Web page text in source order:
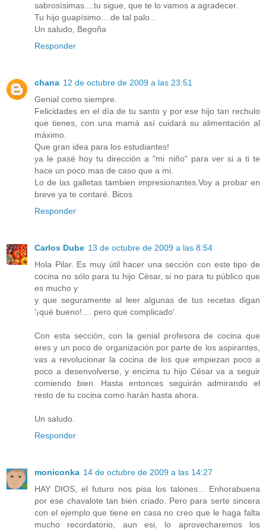
sabrosísimas....tu sigue, que te lo vamos a agradecer.
Tu hijo guapísimo....de tal palo...
Un saludo, Begoña
Responder
chana 12 de octubre de 2009 a las 23:51
Genial como siempre.
Felicidades en el día de tu santo y por ese hijo tan rechulo
que tienes, con una mamá así cuidará su alimentación al
máximo.
Que gran idea para los estudiantes!
ya le pasé hoy tu dirección a "mi niño" para ver si a ti te
hace un poco mas de caso que a mi.
Lo de las galletas tambien impresionantes.Voy a probar en
breve ya te contaré. Bicos
Responder
Carlos Dube 13 de octubre de 2009 a las 8:54
Hola Pilar. Es muy útil hacer una sección con este tipo de
cocina no sólo para tu hijo César, si no para tu público que
es mucho y
y que seguramente al leer algunas de tus recetas digan
'¡qué bueno!.... pero que complicado'.
Con esta sección, con la genial profesora de cocina que
eres y un poco de organización por parte de los aspirantes,
vas a revolucionar la cocina de los que empiezan poco a
poco a desenvolverse, y encima tu hijo César va a seguir
comiendo bien. Hasta entonces seguirán admirando el
resto de tu cocina como harán hasta ahora.
Un saludo.
Responder
moniconka 14 de octubre de 2009 a las 14:27
HAY DIOS, el futuro nos pisa los talones... Enhorabuena
por ese chavalote tan bien criado. Pero para serte sincera
con el ejemplo que tiene en casa no creo que le haga falta
mucho recordatorio, aun esi, lo aprovecharemos los